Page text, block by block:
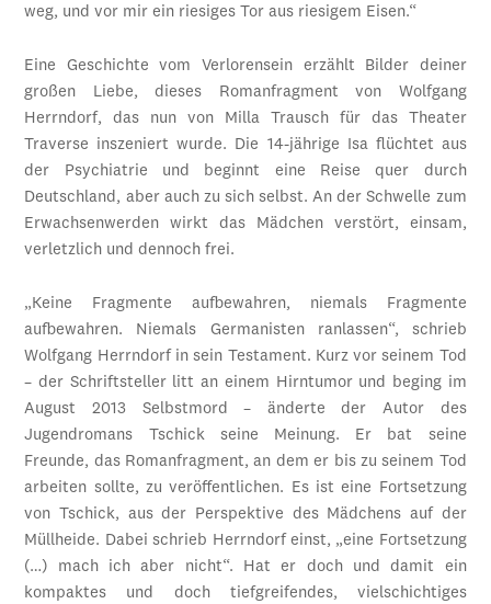
weg, und vor mir ein riesiges Tor aus riesigem Eisen.“
Eine Geschichte vom Verlorensein erzählt Bilder deiner
großen Liebe, dieses Romanfragment von Wolfgang
Herrndorf, das nun von Milla Trausch für das Theater
Traverse inszeniert wurde. Die 14-jährige Isa flüchtet aus
der Psychiatrie und beginnt eine Reise quer durch
Deutschland, aber auch zu sich selbst. An der Schwelle zum
Erwachsenwerden wirkt das Mädchen verstört, einsam,
verletzlich und dennoch frei.
„Keine Fragmente aufbewahren, niemals Fragmente
aufbewahren. Niemals Germanisten ranlassen“, schrieb
Wolfgang Herrndorf in sein Testament. Kurz vor seinem Tod
– der Schriftsteller litt an einem Hirntumor und beging im
August 2013 Selbstmord – änderte der Autor des
Jugendromans Tschick seine Meinung. Er bat seine
Freunde, das Romanfragment, an dem er bis zu seinem Tod
arbeiten sollte, zu veröffentlichen. Es ist eine Fortsetzung
von Tschick, aus der Perspektive des Mädchens auf der
Müllheide. Dabei schrieb Herrndorf einst, „eine Fortsetzung
(…) mach ich aber nicht“. Hat er doch und damit ein
kompaktes und doch tiefgreifendes, vielschichtiges